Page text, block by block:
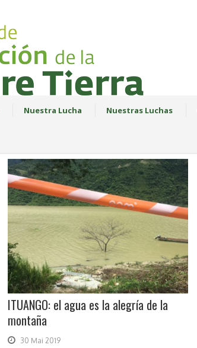
Nuestra Lucha Nuestras Luchas
ITUANGO: el agua es la alegría de la
montaña
30 Mai 2019